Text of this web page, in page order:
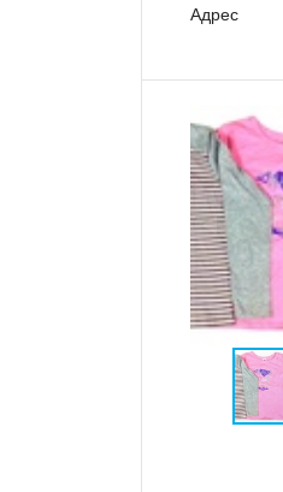
Адрес